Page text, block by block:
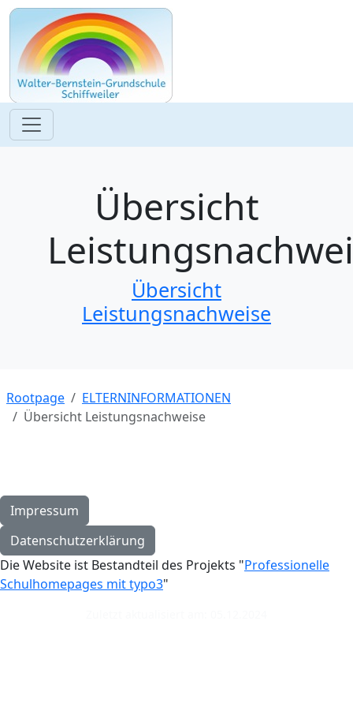
Übersicht
Übersicht
Leistungsnachweise
Rootpage
ELTERNINFORMATIONEN
Übersicht Leistungsnachweise
Impressum
Datenschutzerklärung
Die Website ist Bestandteil des Projekts "Professionelle
Schulhomepages mit typo3"